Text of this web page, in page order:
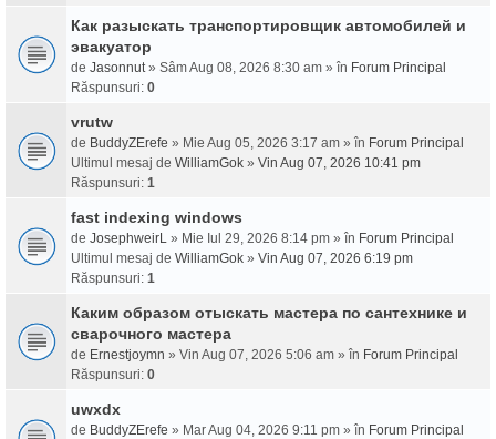
Как разыскать транспортировщик автомобилей и
эвакуатор
de Jasonnut» Sâm Aug 08, 2026 8:30 am » în Forum Principal
Răspunsuri: 0
vrutw
de BuddyZErefe » Mie Aug 05, 2026 3:17 am » în Forum Principal
Ultimul mesaj de WilliamGok » Vin Aug 07, 2026 10:41 pm
Răspunsuri: 1
fast indexing windows
de JosephweirL » Mie Iul 29, 2026 8:14 pm » în Forum Principal
Ultimul mesaj de WilliamGok » Vin Aug 07, 2026 6:19 pm
Răspunsuri: 1
Каким образом отыскать мастера по сантехнике и
сварочного мастера
de Ernestjoymn » Vin Aug 07, 2026 5:06 am » în Forum Principal
Răspunsuri: 0
uwxdx
de BuddyZErefe » Mar Aug 04, 2026 9:11 pm » în Forum Principal